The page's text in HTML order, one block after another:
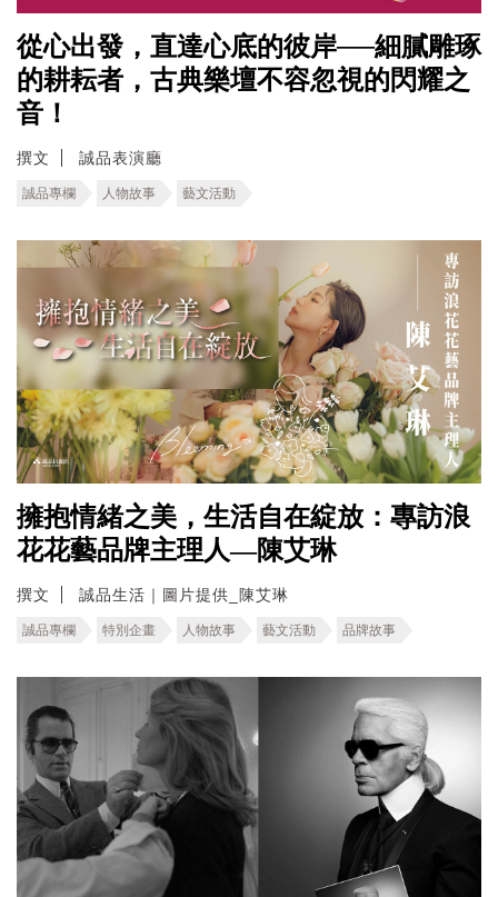
從心出發，直達心底的彼岸──細膩雕琢
的耕耘者，古典樂壇不容忽視的閃耀之
音！
撰文 誠品表演廳
誠品專欄 人物故事 藝文活動
擁抱情緒之美，生活自在綻放：專訪浪
花花藝品牌主理人—陳艾琳
撰文 誠品生活｜圖片提供_陳艾琳
誠品專欄 特別企畫 人物故事 藝文活動 品牌故事